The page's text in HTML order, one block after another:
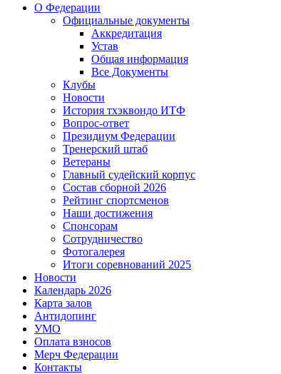
О Федерации
Официальные документы
Аккредитация
Устав
Общая информация
Все Документы
Клубы
Новости
История тхэквондо ИТФ
Вопрос-ответ
Президиум Федерации
Тренерский штаб
Ветераны
Главный судейский корпус
Состав сборной 2026
Рейтинг спортсменов
Наши достижения
Спонсорам
Сотрудничество
Фотогалерея
Итоги соревнований 2025
Новости
Календарь 2026
Карта залов
Антидопинг
УМО
Оплата взносов
Мерч Федерации
Контакты